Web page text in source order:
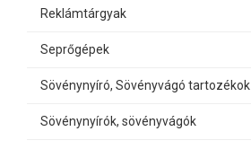
Reklámtárgyak
Seprőgépek
Sövénynyíró, Sövényvágó tartozékok
Sövénynyírók, sövényvágók